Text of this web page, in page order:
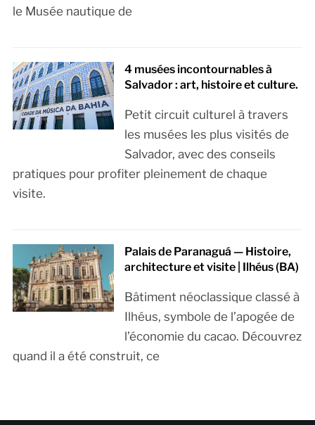
le Musée nautique de
4 musées incontournables à
Salvador : art, histoire et culture.
Petit circuit culturel à travers
les musées les plus visités de
Salvador, avec des conseils
pratiques pour profiter pleinement de chaque
visite.
Palais de Paranaguá — Histoire,
architecture et visite | Ilhéus (BA)
Bâtiment néoclassique classé à
Ilhéus, symbole de l’apogée de
l’économie du cacao. Découvrez
quand il a été construit, ce